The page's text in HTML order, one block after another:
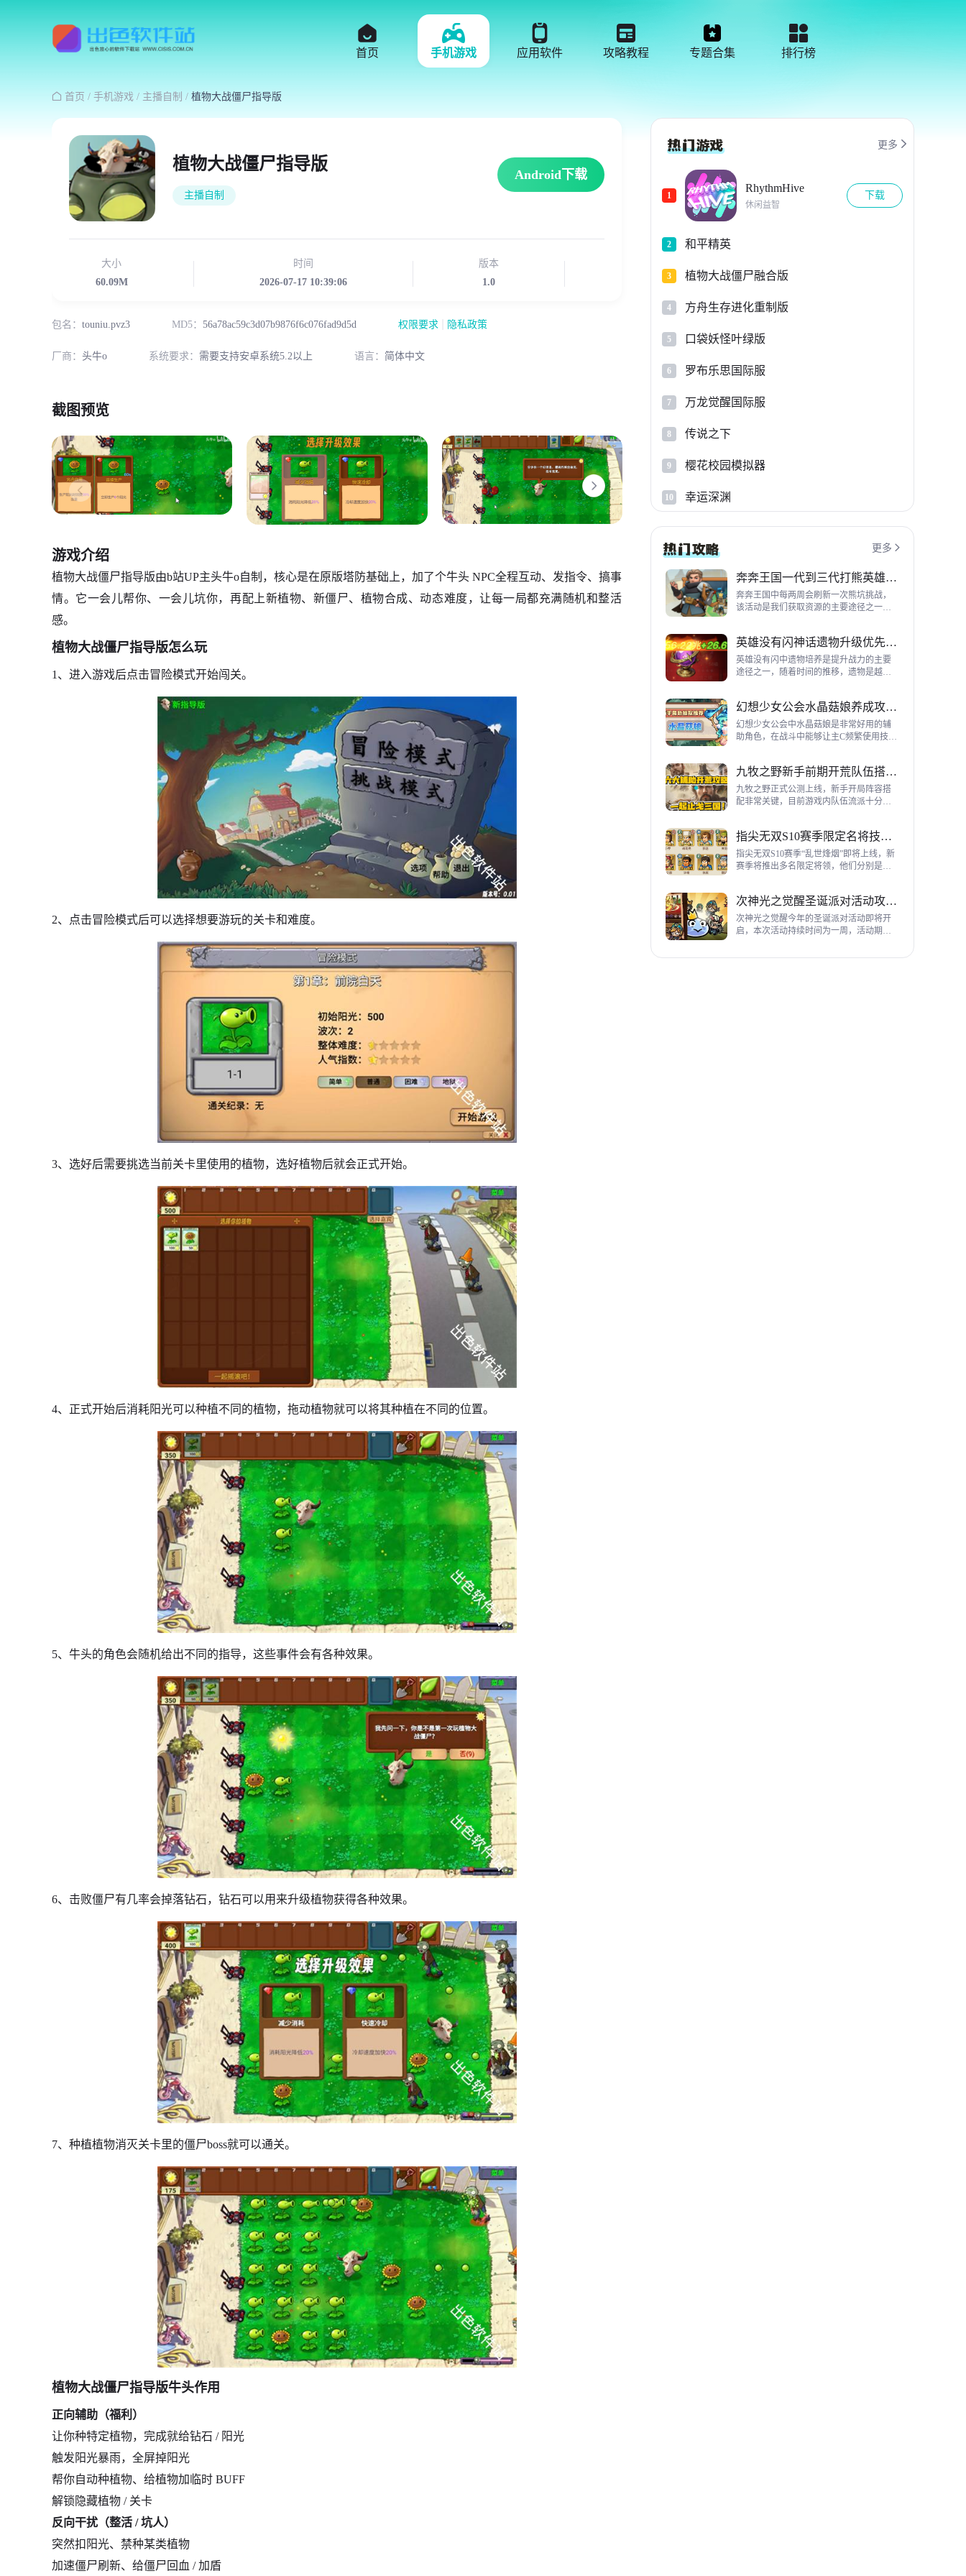
首页 手机游戏 应用软件 攻略教程 专题合集 排行榜
 首页 / 手机游戏 / 主播自制 / 植物大战僵尸指导版
植物大战僵尸指导版
主播自制
Android下载
大小
60.09M
时间
2026-07-17 10:39:06
版本
1.0
包名： touniu.pvz3 MD5： 56a78ac59c3d07b9876f6c076fad9d5d 权限要求 隐私政策
厂商： 头牛o 系统要求： 需要支持安卓系统5.2以上 语言： 简体中文
截图预览
游戏介绍
植物大战僵尸指导版由b站UP主头牛o自制，核心是在原版塔防基础上，加了个牛头 NPC全程互动、发指令、搞事
情。它一会儿帮你、一会儿坑你，再配上新植物、新僵尸、植物合成、动态难度，让每一局都充满随机和整活
感。
植物大战僵尸指导版怎么玩
1、进入游戏后点击冒险模式开始闯关。
2、点击冒险模式后可以选择想要游玩的关卡和难度。
3、选好后需要挑选当前关卡里使用的植物，选好植物后就会正式开始。
4、正式开始后消耗阳光可以种植不同的植物，拖动植物就可以将其种植在不同的位置。
5、牛头的角色会随机给出不同的指导，这些事件会有各种效果。
6、击败僵尸有几率会掉落钻石，钻石可以用来升级植物获得各种效果。
7、种植植物消灭关卡里的僵尸boss就可以通关。
植物大战僵尸指导版牛头作用
正向辅助（福利）
让你种特定植物，完成就给钻石 / 阳光
触发阳光暴雨，全屏掉阳光
帮你自动种植物、给植物加临时 BUFF
解锁隐藏植物 / 关卡
反向干扰（整活 / 坑人）
突然扣阳光、禁种某类植物
加速僵尸刷新、给僵尸回血 / 加盾
更多 
1
RhythmHive
休闲益智
下载
2 和平精英
3 植物大战僵尸融合版
4 方舟生存进化重制版
5 口袋妖怪叶绿版
6 罗布乐思国际服
7 万龙觉醒国际服
8 传说之下
9 樱花校园模拟器
10 幸运深渊
更多 
奔奔王国一代到三代打熊英雄推荐
奔奔王国中每两周会刷新一次熊坑挑战，
该活动是我们获取资源的主要途径之一，
到三代打熊英雄选择建议，各位参考一
下。
英雄没有闪神话遗物升级优先级指南
英雄没有闪中遗物培养是提升战力的主要
途径之一，随着时间的推移，遗物是越来
神话遗物升级优先级建议。
幻想少女公会水晶菇娘养成攻略详解
幻想少女公会中水晶菇娘是非常好用的辅
助角色，在战斗中能够让主C频繁使用技
成全方位指南，大家来看看吧。
九牧之野新手前期开荒队伍搭配指南
九牧之野正式公测上线，新手开局阵容搭
配非常关键，目前游戏内队伍流派十分丰
前期开荒阵容搭配详细攻略。
指尖无双S10赛季限定名将技能一览
指尖无双S10赛季“乱世烽烟”即将上线，新
赛季将推出多名限定将领，他们分别是：
了解一下吧。
次神光之觉醒圣诞派对活动攻略指南
次神光之觉醒今年的圣诞派对活动即将开
启，本次活动持续时间为一周，活动期间
来提升活动等级领取对应奖励，下面为大